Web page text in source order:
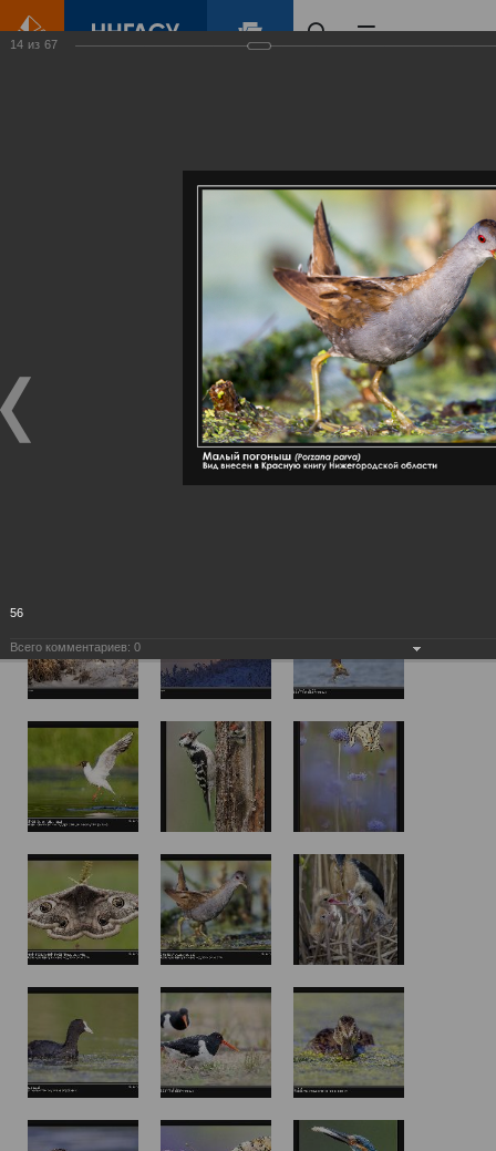
Фотогалерея
14 из 67
56
Всего комментариев: 0